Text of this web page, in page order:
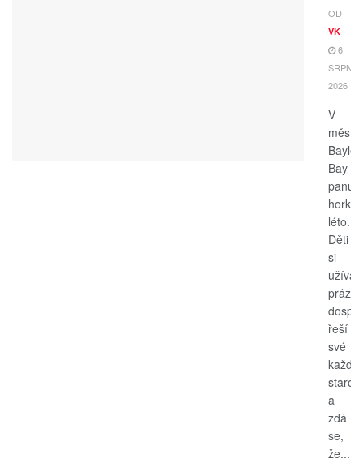
OD
VK
6
SRPNA,
2026
V
Bay
panuje
horké
léto.
Děti
si
užívají
řeší
své
a
zdá
se,
že...